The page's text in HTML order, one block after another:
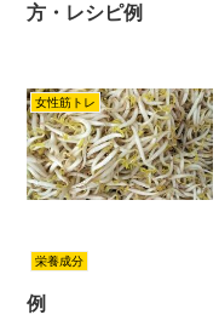
方・レシピ例
女性筋トレ
栄養成分
例